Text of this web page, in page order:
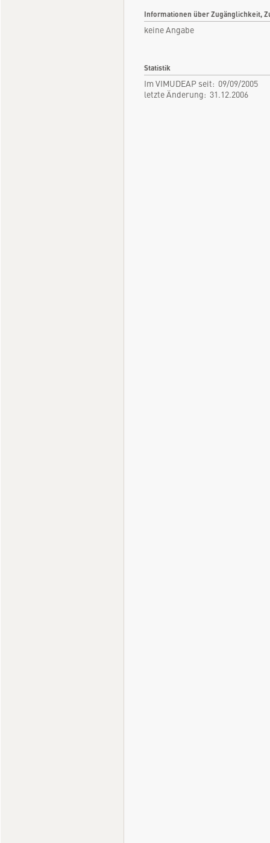
Informationen über Zugänglichkeit,
keine Angabe
Statistik
Im VIMUDEAP seit: 09/09/2005
letzte Änderung: 31.12.2006